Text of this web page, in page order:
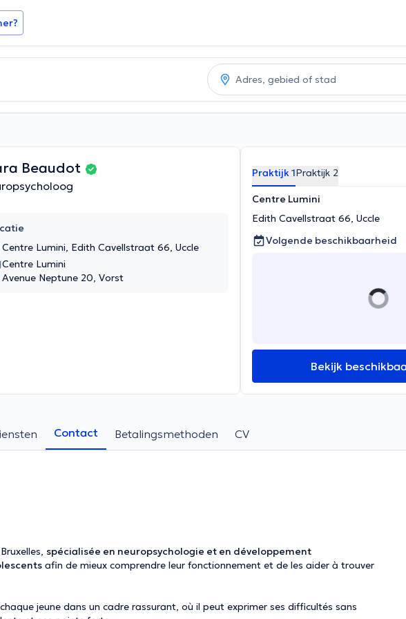
Beaudot
Centre Lumini, Edith Cavellstraat 66, Uccle
Centre Lumini
Avenue Neptune 20, Vorst
Praktijk 1Praktijk 2
Centre Lumini
Edith Cavellstraat 66, Uccle
Volgende beschikbaarheid
Bekijk
Contact Betalingsmethoden CV
spécialisée en neuropsychologie et en développement
afin de mieux comprendre leur fonctionnement et de les aider à trouver
jeune dans un cadre rassurant, où il peut exprimer ses difficultés sans